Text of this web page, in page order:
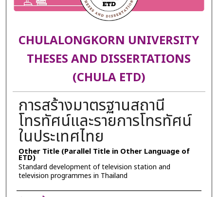
CHULALONGKORN UNIVERSITY
THESES AND DISSERTATIONS
(CHULA ETD)
การสร้างมาตรฐานสถานี
โทรทัศน์และรายการโทรทัศน์
ในประเทศไทย
Other Title (Parallel Title in Other Language of
ETD)
Standard development of television station and
television programmes in Thailand